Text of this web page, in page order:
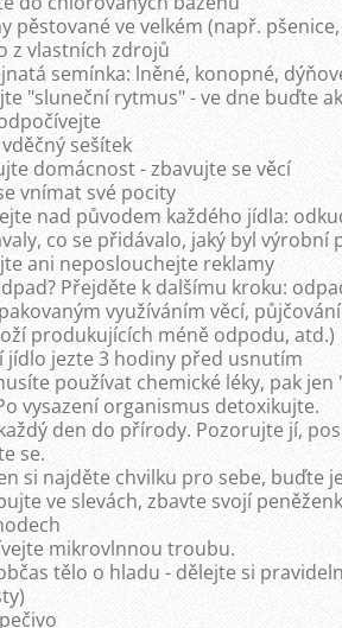
pěstované ve velkém (např.
z vlastních zdrojů
semínka: lněné, konopné,
"sluneční rytmus" - ve dne buďte
sešítek
domácnost - zbavujte se věcí
vnímat své pocity
nad původem každého jídla:
co se přidávalo, jaký byl výrobní
ani neposlouchejte reklamy
Přejděte k dalšímu kroku:
využíváním věcí,
produkujících méně odpodu, atd.)
jídlo jezte 3 hodiny před usnutím
používat chemické léky, pak
vysazení organismus detoxikujte.
den do přírody. Pozorujte jí,
se.
si najděte chvilku pro sebe, buďte
ve slevách, zbavte svojí
mikrovlnnou troubu.
tělo o hladu - dělejte si